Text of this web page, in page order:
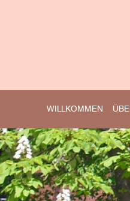
WILLKOMMEN